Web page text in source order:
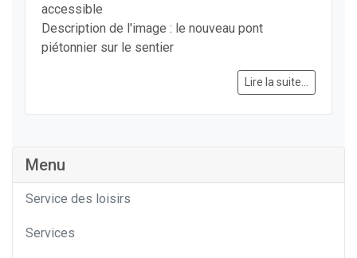
accessible
Description de l'image : le nouveau pont
piétonnier sur le sentier
Lire la suite...
Menu
Service des loisirs
Services